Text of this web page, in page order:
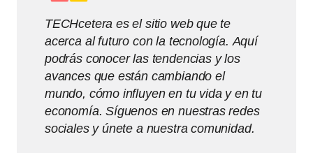
TECHcetera es el sitio web que te
acerca al futuro con la tecnología. Aquí
podrás conocer las tendencias y los
avances que están cambiando el
mundo, cómo influyen en tu vida y en tu
economía. Síguenos en nuestras redes
sociales y únete a nuestra comunidad.